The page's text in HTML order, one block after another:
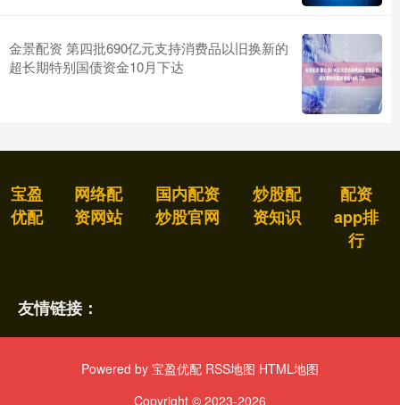
金景配资 第四批690亿元支持消费品以旧换新的
超长期特别国债资金10月下达
宝盈
优配
网络配
资网站
国内配资
炒股官网
炒股配
资知识
配资
app排
行
友情链接：
Powered by 宝盈优配 RSS地图 HTML地图
Copyright © 2023-2026